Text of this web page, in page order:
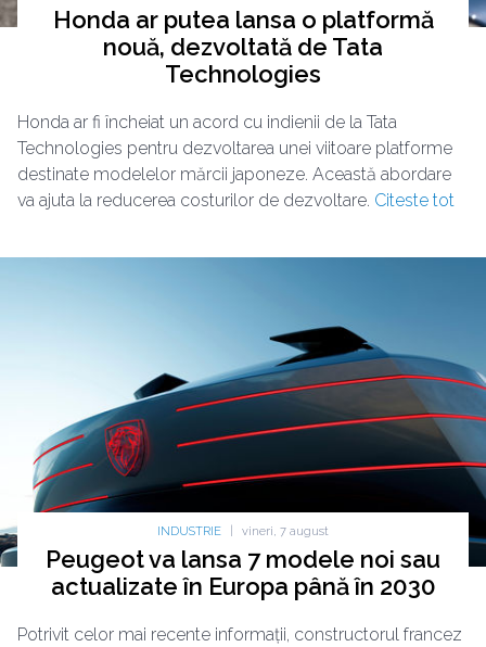
Honda ar putea lansa o platformă
nouă, dezvoltată de Tata
Technologies
Honda ar fi încheiat un acord cu indienii de la Tata
Technologies pentru dezvoltarea unei viitoare platforme
destinate modelelor mărcii japoneze. Această abordare
va ajuta la reducerea costurilor de dezvoltare. Citeste tot
INDUSTRIE vineri, 7 august
Peugeot va lansa 7 modele noi sau
actualizate în Europa până în 2030
Potrivit celor mai recente informații, constructorul francez